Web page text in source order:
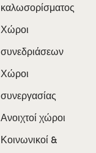
καλωσορίσματος
Χώροι
συνεδριάσεων
Χώροι
συνεργασίας
Ανοιχτοί χώροι
Κοινωνικοί &